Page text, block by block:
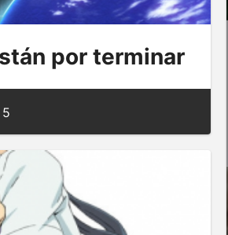
por terminar
5